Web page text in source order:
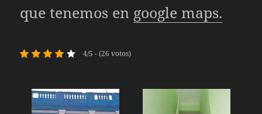
que tenemos en google maps.
4/5 - (26 votos)